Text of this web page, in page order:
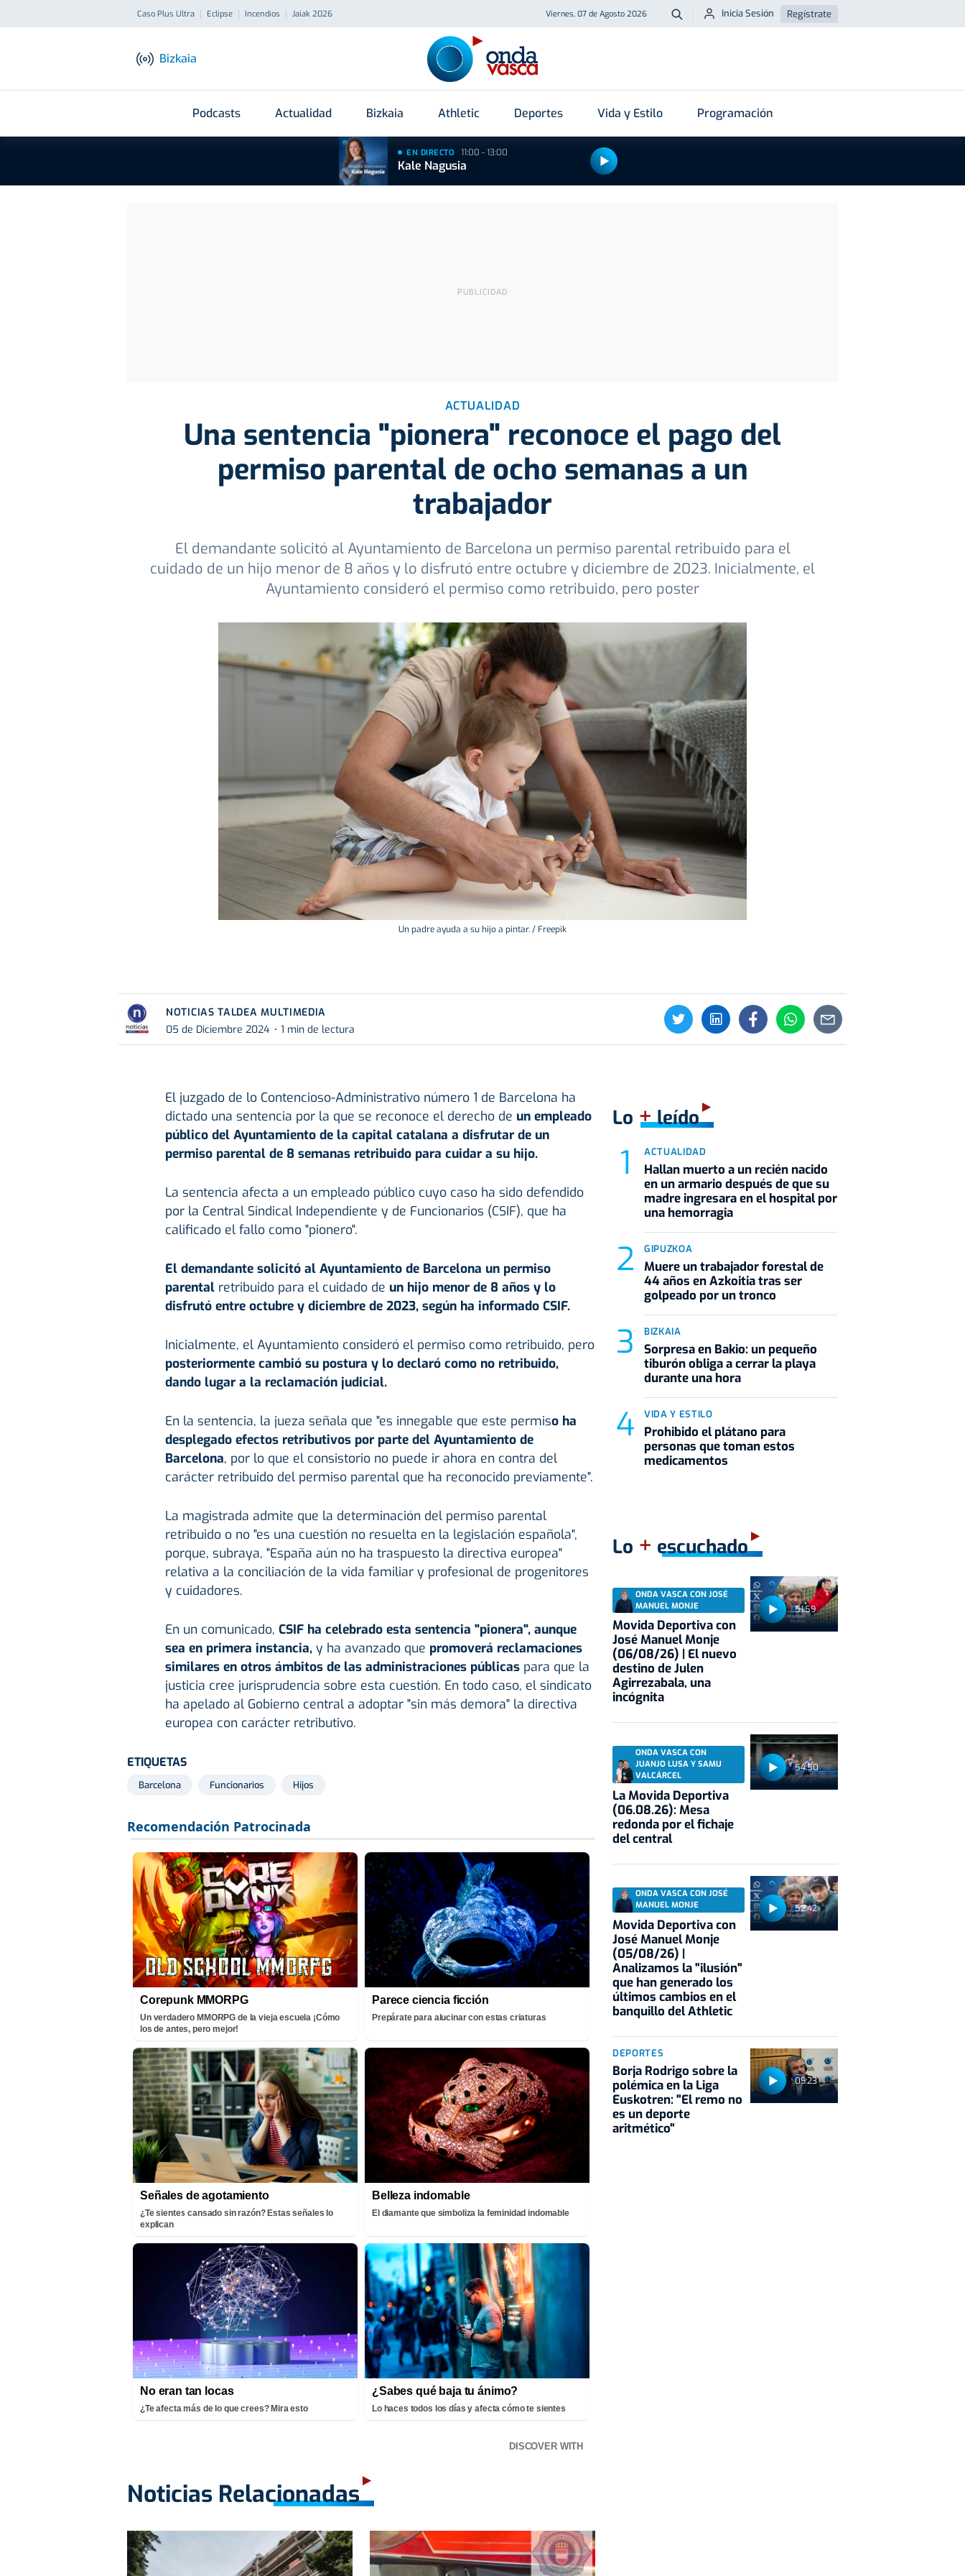
Caso Plus Ultra Eclipse Incendios Jaiak 2026 Viernes, 07 de Agosto 2026 Buscar
Inicia Sesión Regístrate
Bizkaia
Podcasts Actualidad Bizkaia Athletic Deportes Vida y Estilo Programación
EN DIRECTO 11:00 - 13:00
Kale Nagusia
ACTUALIDAD
Una sentencia "pionera" reconoce el pago del
permiso parental de ocho semanas a un
trabajador
El demandante solicitó al Ayuntamiento de Barcelona un permiso parental retribuido para el
cuidado de un hijo menor de 8 años y lo disfrutó entre octubre y diciembre de 2023. Inicialmente, el
Ayuntamiento consideró el permiso como retribuido, pero poster
Un padre ayuda a su hijo a pintar. / Freepik
NOTICIAS TALDEA MULTIMEDIA
05 de Diciembre 2024
1 min de lectura
El juzgado de lo Contencioso-Administrativo número 1 de Barcelona ha
dictado una sentencia por la que se reconoce el derecho de un empleado
público del Ayuntamiento de la capital catalana a disfrutar de un
permiso parental de 8 semanas retribuido para cuidar a su hijo.
La sentencia afecta a un empleado público cuyo caso ha sido defendido
por la Central Sindical Independiente y de Funcionarios (CSIF), que ha
calificado el fallo como "pionero".
El demandante solicitó al Ayuntamiento de Barcelona un permiso
parental retribuido para el cuidado de un hijo menor de 8 años y lo
disfrutó entre octubre y diciembre de 2023, según ha informado CSIF.
Inicialmente, el Ayuntamiento consideró el permiso como retribuido, pero
posteriormente cambió su postura y lo declaró como no retribuido,
dando lugar a la reclamación judicial.
En la sentencia, la jueza señala que "es innegable que este permiso ha
desplegado efectos retributivos por parte del Ayuntamiento de
Barcelona, por lo que el consistorio no puede ir ahora en contra del
carácter retribuido del permiso parental que ha reconocido previamente".
La magistrada admite que la determinación del permiso parental
retribuido o no "es una cuestión no resuelta en la legislación española",
porque, subraya, "España aún no ha traspuesto la directiva europea"
relativa a la conciliación de la vida familiar y profesional de progenitores
y cuidadores.
En un comunicado, CSIF ha celebrado esta sentencia "pionera", aunque
sea en primera instancia,y ha avanzado que promoverá reclamaciones
similares en otros ámbitos de las administraciones públicaspara que la
justicia cree jurisprudencia sobre esta cuestión. En todo caso, el sindicato
ha apelado al Gobierno central a adoptar "sin más demora" la directiva
europea con carácter retributivo.
ETIQUETAS
Barcelona Funcionarios Hijos
Corepunk MMORPG
Un verdadero MMORPG de la vieja escuela ¡Cómo
los de antes, pero mejor!
Parece ciencia ficción
Prepárate para alucinar con estas criaturas
Señales de agotamiento
¿Te sientes cansado sin razón? Estas señales lo
explican
Belleza indomable
El diamante que simboliza la feminidad indomable
No eran tan locas
¿Te afecta más de lo que crees? Mira esto
¿Sabes qué baja tu ánimo?
Lo haces todos los días y afecta cómo te sientes
DISCOVER WITH
Noticias Relacionadas
Lo +leído
ACTUALIDAD
Hallan muerto a un recién nacido
en un armario después de que su
madre ingresara en el hospital por
una hemorragia
GIPUZKOA
Muere un trabajador forestal de
44 años en Azkoitia tras ser
golpeado por un tronco
BIZKAIA
Sorpresa en Bakio: un pequeño
tiburón obliga a cerrar la playa
durante una hora
VIDA Y ESTILO
Prohibido el plátano para
personas que toman estos
medicamentos
Lo + escuchado
51:59
ONDA VASCA CON JOSÉ
MANUEL MONJE
Movida Deportiva con
José Manuel Monje
(06/08/26) | El nuevo
destino de Julen
Agirrezabala, una
incógnita
54:50
ONDA VASCA CON
JUANJO LUSA Y SAMU
VALCÁRCEL
La Movida Deportiva
(06.08.26): Mesa
redonda por el fichaje
del central
52:42
ONDA VASCA CON JOSÉ
MANUEL MONJE
Movida Deportiva con
José Manuel Monje
(05/08/26) |
Analizamos la "ilusión"
que han generado los
últimos cambios en el
banquillo del Athletic
09:23
DEPORTES
Borja Rodrigo sobre la
polémica en la Liga
Euskotren: "El remo no
es un deporte
aritmético"